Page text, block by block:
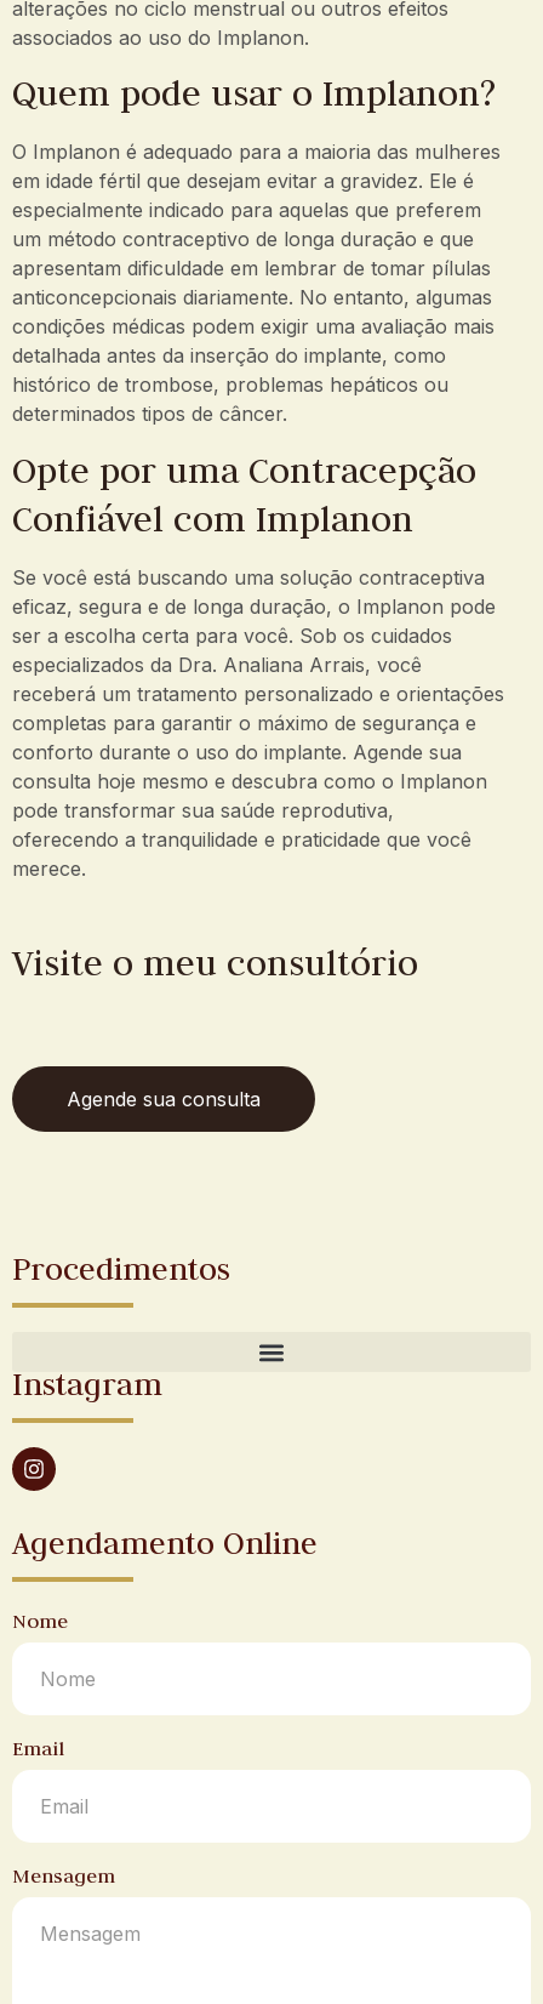
alterações no ciclo menstrual ou outros efeitos
associados ao uso do Implanon.
Quem pode usar o Implanon?
O Implanon é adequado para a maioria das mulheres
em idade fértil que desejam evitar a gravidez. Ele é
especialmente indicado para aquelas que preferem
um método contraceptivo de longa duração e que
apresentam dificuldade em lembrar de tomar pílulas
anticoncepcionais diariamente. No entanto, algumas
condições médicas podem exigir uma avaliação mais
detalhada antes da inserção do implante, como
histórico de trombose, problemas hepáticos ou
determinados tipos de câncer.
Opte por uma Contracepção
Confiável com Implanon
Se você está buscando uma solução contraceptiva
eficaz, segura e de longa duração, o Implanon pode
ser a escolha certa para você. Sob os cuidados
especializados da Dra. Analiana Arrais, você
receberá um tratamento personalizado e orientações
completas para garantir o máximo de segurança e
conforto durante o uso do implante. Agende sua
consulta hoje mesmo e descubra como o Implanon
pode transformar sua saúde reprodutiva,
oferecendo a tranquilidade e praticidade que você
merece.
Visite o meu consultório
Agende sua consulta
Procedimentos
Instagram
Agendamento Online
Nome
Email
Mensagem